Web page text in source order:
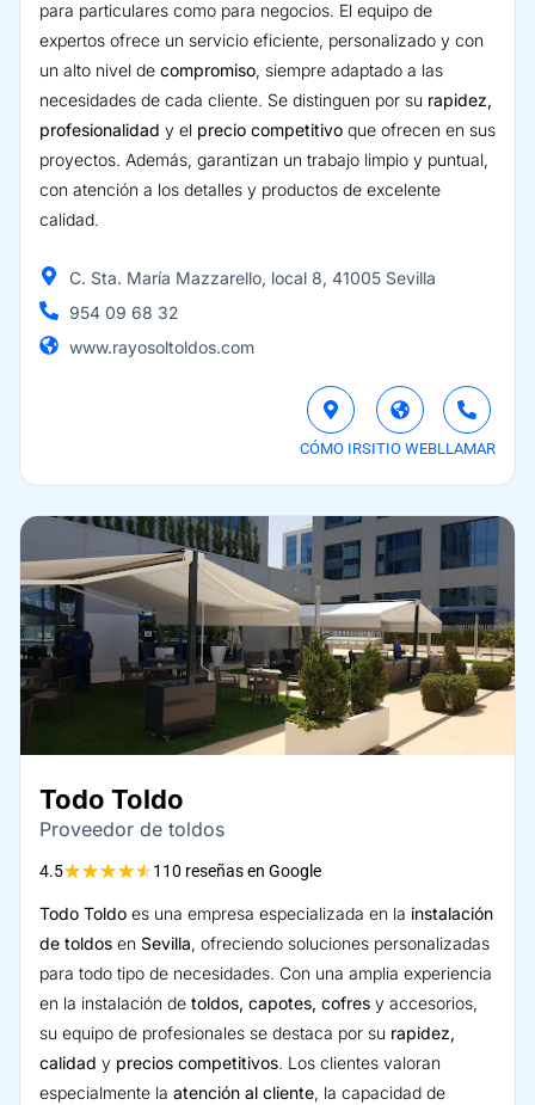
para particulares como para negocios. El equipo de
expertos ofrece un servicio eficiente, personalizado y con
un alto nivel de compromiso, siempre adaptado a las
necesidades de cada cliente. Se distinguen por su rapidez,
profesionalidad y el precio competitivo que ofrecen en sus
proyectos. Además, garantizan un trabajo limpio y puntual,
con atención a los detalles y productos de excelente
calidad.
C. Sta. María Mazzarello, local 8, 41005 Sevilla
954 09 68 32
www.rayosoltoldos.com
CÓMO IRSITIO WEBLLAMAR
Todo Toldo
Proveedor de toldos
4.5★★★★★ 110 reseñas en Google
Todo Toldo es una empresa especializada en la instalación
de toldos en Sevilla, ofreciendo soluciones personalizadas
para todo tipo de necesidades. Con una amplia experiencia
en la instalación de toldos, capotes, cofres y accesorios,
su equipo de profesionales se destaca por su rapidez,
calidad y precios competitivos. Los clientes valoran
especialmente la atención al cliente, la capacidad de